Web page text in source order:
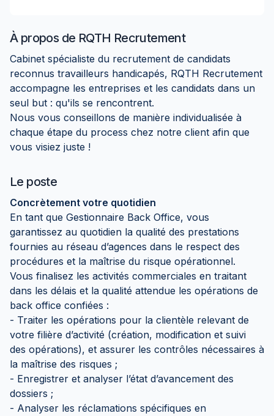
À propos de RQTH Recrutement
Cabinet spécialiste du recrutement de candidats
reconnus travailleurs handicapés, RQTH Recrutement
accompagne les entreprises et les candidats dans un
seul but : qu'ils se rencontrent.
Nous vous conseillons de manière individualisée à
chaque étape du process chez notre client afin que
vous visiez juste !
Le poste
Concrètement votre quotidien
En tant que Gestionnaire Back Office, vous
garantissez au quotidien la qualité des prestations
fournies au réseau d’agences dans le respect des
procédures et la maîtrise du risque opérationnel.
Vous finalisez les activités commerciales en traitant
dans les délais et la qualité attendue les opérations de
back office confiées :
- Traiter les opérations pour la clientèle relevant de
votre filière d’activité (création, modification et suivi
des opérations), et assurer les contrôles nécessaires à
la maîtrise des risques ;
- Enregistrer et analyser l’état d’avancement des
dossiers ;
- Analyser les réclamations spécifiques en